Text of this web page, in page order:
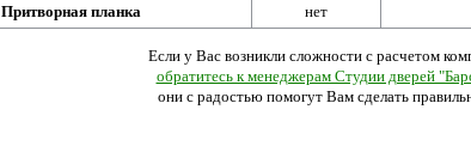
Притворная планка нет
Если у Вас возникли сложности с расчетом
обратитесь к менеджерам Студии дверей
они с радостью помогут Вам сделать